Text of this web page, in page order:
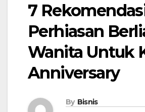
7
Perhiasan
Wanita Untuk
Anniversary
By Bisnis